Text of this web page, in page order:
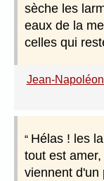
sèche les
eaux de la
celles qui
Jean-
Hélas ! les
tout est
viennent d'un